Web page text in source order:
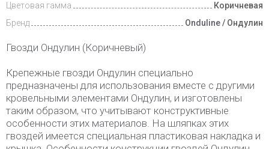
Цветовая гамма
Коричневая
Бренд
Onduline / Ондулин
Гвозди Ондулин (Коричневый)
Крепежные гвозди Ондулин специально
предназначены для использования вместе с другими
кровельными элементами Ондулин, и изготовлены
таким образом, что учитывают конструктивные
особенности этих материалов. На шляпках этих
гвоздей имеется специальная пластиковая накладка и